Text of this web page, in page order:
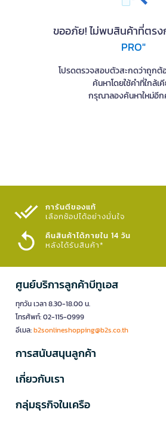
ขออภัย! ไม่พบสินค้าที่ตร
PRO"
โปรดตรวจสอบตัวสะกดว่าถูกต้
ค้นหาโดยใช้คำที่ใกล้เ
กรุณาลองค้นหาใหม่อี
การันตีของแท้
เลือกช้อปได้อย่างมั่นใจ​
คืนสินค้าได้ภายใน 14 วัน
หลังได้รับสินค้า*
ศูนย์บริการลูกค้าบีทูเอส
ทุกวัน เวลา 8.30-18.00 น.
โทรศัพท์: 02-115-0999
อีเมล:b2sonlineshopping@b2s.co.th
การสนับสนุนลูกค้า
เกี่ยวกับเรา
กลุ่มธุรกิจในเครือ